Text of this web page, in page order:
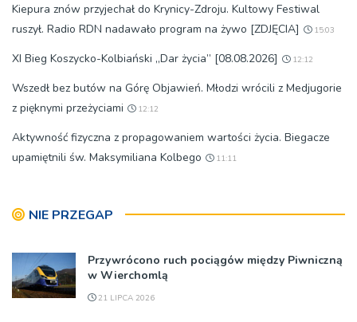
Kiepura znów przyjechał do Krynicy-Zdroju. Kultowy Festiwal
ruszył. Radio RDN nadawało program na żywo [ZDJĘCIA]
15:03
XI Bieg Koszycko-Kolbiański „Dar życia” [08.08.2026] 12:12
Wszedł bez butów na Górę Objawień. Młodzi wrócili z Medjugorie
z pięknymi przeżyciami
12:12
Aktywność fizyczna z propagowaniem wartości życia. Biegacze
upamiętnili św. Maksymiliana Kolbego
11:11
NIE PRZEGAP
Przywrócono ruch pociągów między Piwniczną
w Wierchomlą
21 LIPCA 2026